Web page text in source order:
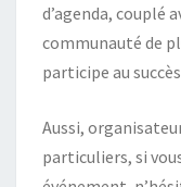
d’agenda, couplé
communauté de
participe au
Aussi,
particuliers, si